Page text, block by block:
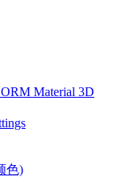
Material 3D
色)